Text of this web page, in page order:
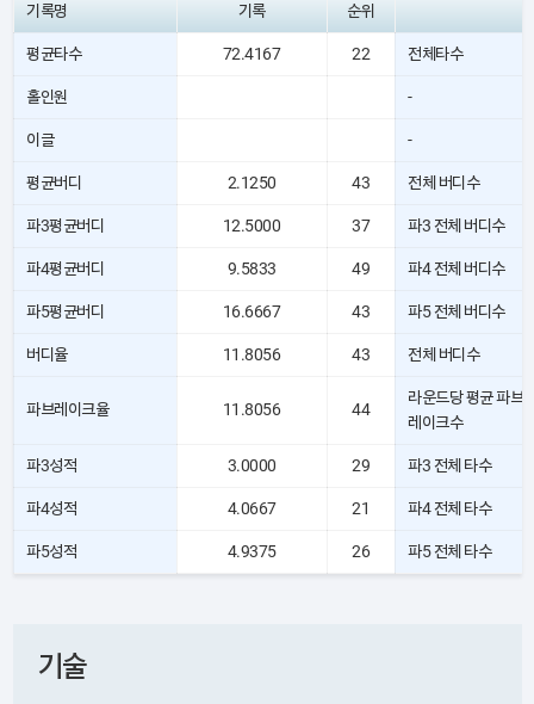
기록명 기록 순위
평균타수 72.4167 22 전체타수
홀인원 -
이글 -
평균버디 2.1250 43 전체 버디수
파3평균버디 12.5000 37 파3 전체 버디수
파4평균버디 9.5833 49 파4 전체 버디수
파5평균버디 16.6667 43 파5 전체 버디수
버디율 11.8056 43 전체 버디수
파브레이크율 11.8056 44
라운드당 평균 파브
레이크수
파3성적 3.0000 29 파3 전체 타수
파4성적 4.0667 21 파4 전체 타수
파5성적 4.9375 26 파5 전체 타수
기술